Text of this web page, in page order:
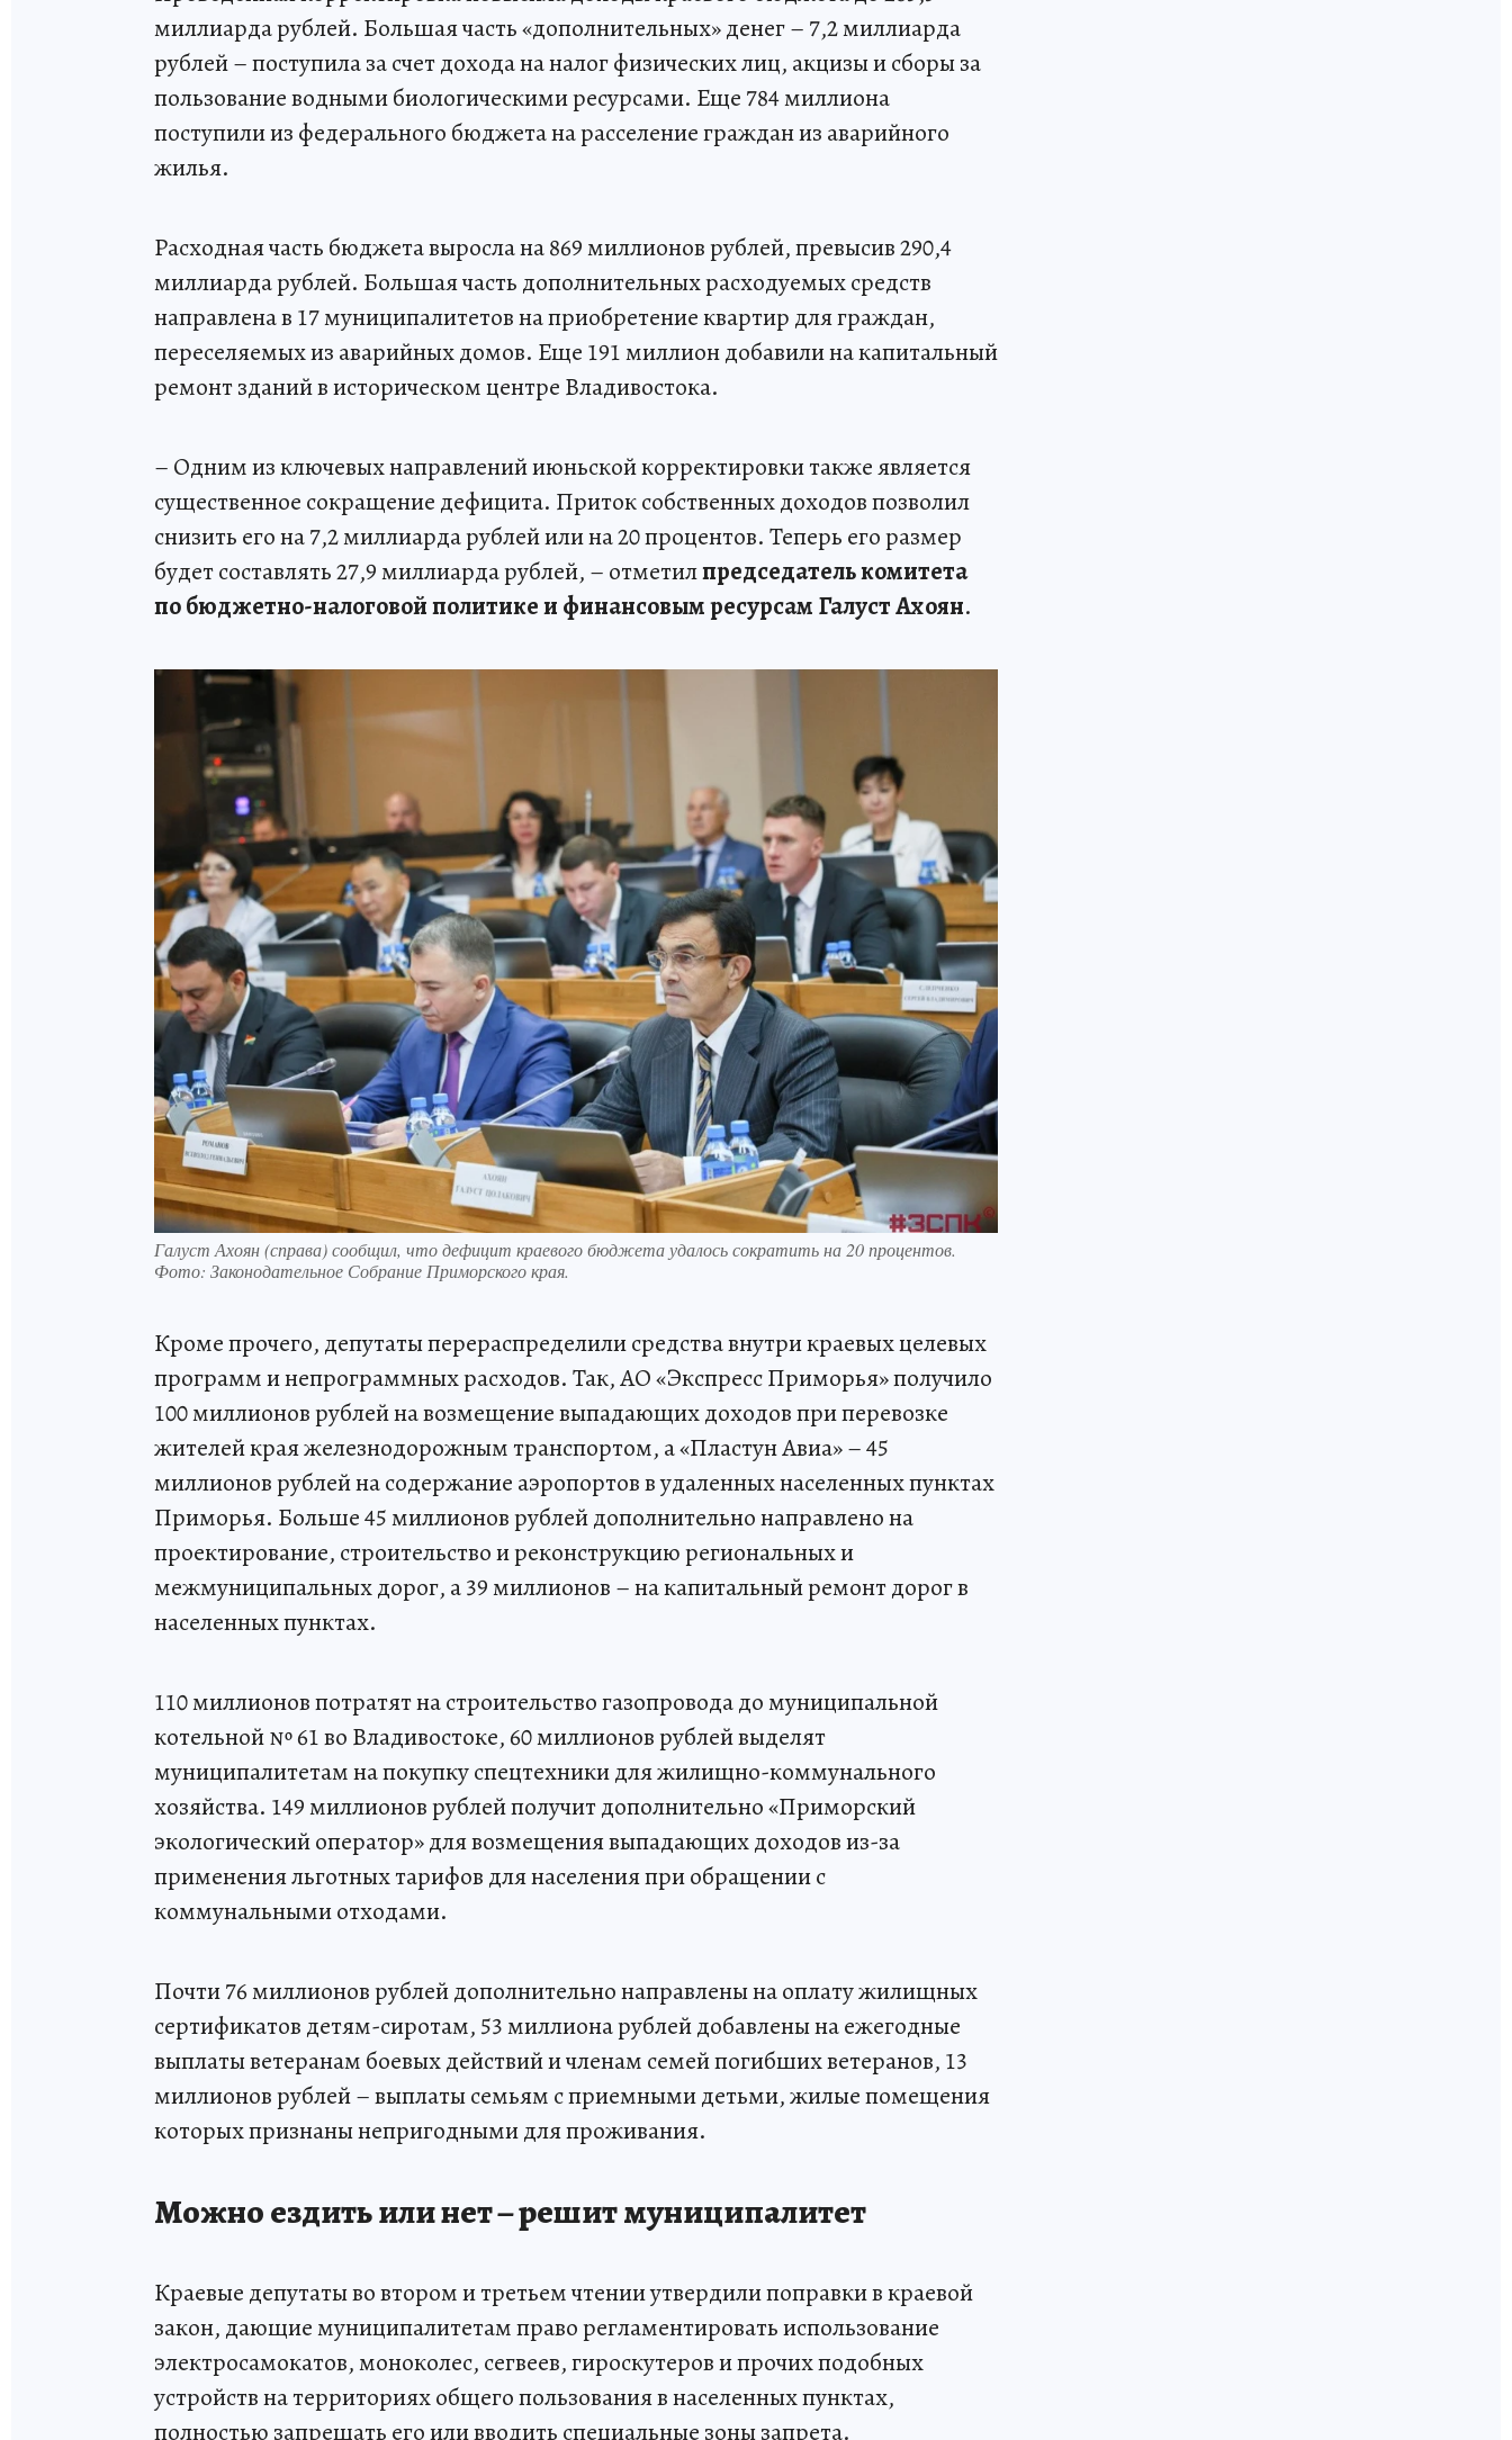
миллиарда рублей. Большая часть «дополнительных» денег – 7,2 миллиарда
рублей – поступила за счет дохода на налог физических лиц, акцизы и сборы за
пользование водными биологическими ресурсами. Еще 784 миллиона
поступили из федерального бюджета на расселение граждан из аварийного
жилья.
Расходная часть бюджета выросла на 869 миллионов рублей, превысив 290,4
миллиарда рублей. Большая часть дополнительных расходуемых средств
направлена в 17 муниципалитетов на приобретение квартир для граждан,
переселяемых из аварийных домов. Еще 191 миллион добавили на капитальный
ремонт зданий в историческом центре Владивостока.
– Одним из ключевых направлений июньской корректировки также является
существенное сокращение дефицита. Приток собственных доходов позволил
снизить его на 7,2 миллиарда рублей или на 20 процентов. Теперь его размер
будет составлять 27,9 миллиарда рублей, – отметилпредседатель комитета
по бюджетно-налоговой политике и финансовым ресурсам Галуст Ахоян.
Галуст Ахоян (справа) сообщил, что дефицит краевого бюджета удалось сократить на 20 процентов.
Фото: Законодательное Собрание Приморского края.
Кроме прочего, депутаты перераспределили средства внутри краевых целевых
программ и непрограммных расходов. Так, АО «Экспресс Приморья» получило
100 миллионов рублей на возмещение выпадающих доходов при перевозке
жителей края железнодорожным транспортом, а «Пластун Авиа» – 45
миллионов рублей на содержание аэропортов в удаленных населенных пунктах
Приморья. Больше 45 миллионов рублей дополнительно направлено на
проектирование, строительство и реконструкцию региональных и
межмуниципальных дорог, а 39 миллионов – на капитальный ремонт дорог в
населенных пунктах.
110 миллионов потратят на строительство газопровода до муниципальной
котельной № 61 во Владивостоке, 60 миллионов рублей выделят
муниципалитетам на покупку спецтехники для жилищно-коммунального
хозяйства. 149 миллионов рублей получит дополнительно «Приморский
экологический оператор» для возмещения выпадающих доходов из-за
применения льготных тарифов для населения при обращении с
коммунальными отходами.
Почти 76 миллионов рублей дополнительно направлены на оплату жилищных
сертификатов детям-сиротам, 53 миллиона рублей добавлены на ежегодные
выплаты ветеранам боевых действий и членам семей погибших ветеранов, 13
миллионов рублей – выплаты семьям с приемными детьми, жилые помещения
которых признаны непригодными для проживания.
Можно ездить или нет – решит муниципалитет
Краевые депутаты во втором и третьем чтении утвердили поправки в краевой
закон, дающие муниципалитетам право регламентировать использование
электросамокатов, моноколес, сегвеев, гироскутеров и прочих подобных
устройств на территориях общего пользования в населенных пунктах,
полностью запрещать его или вводить специальные зоны запрета.